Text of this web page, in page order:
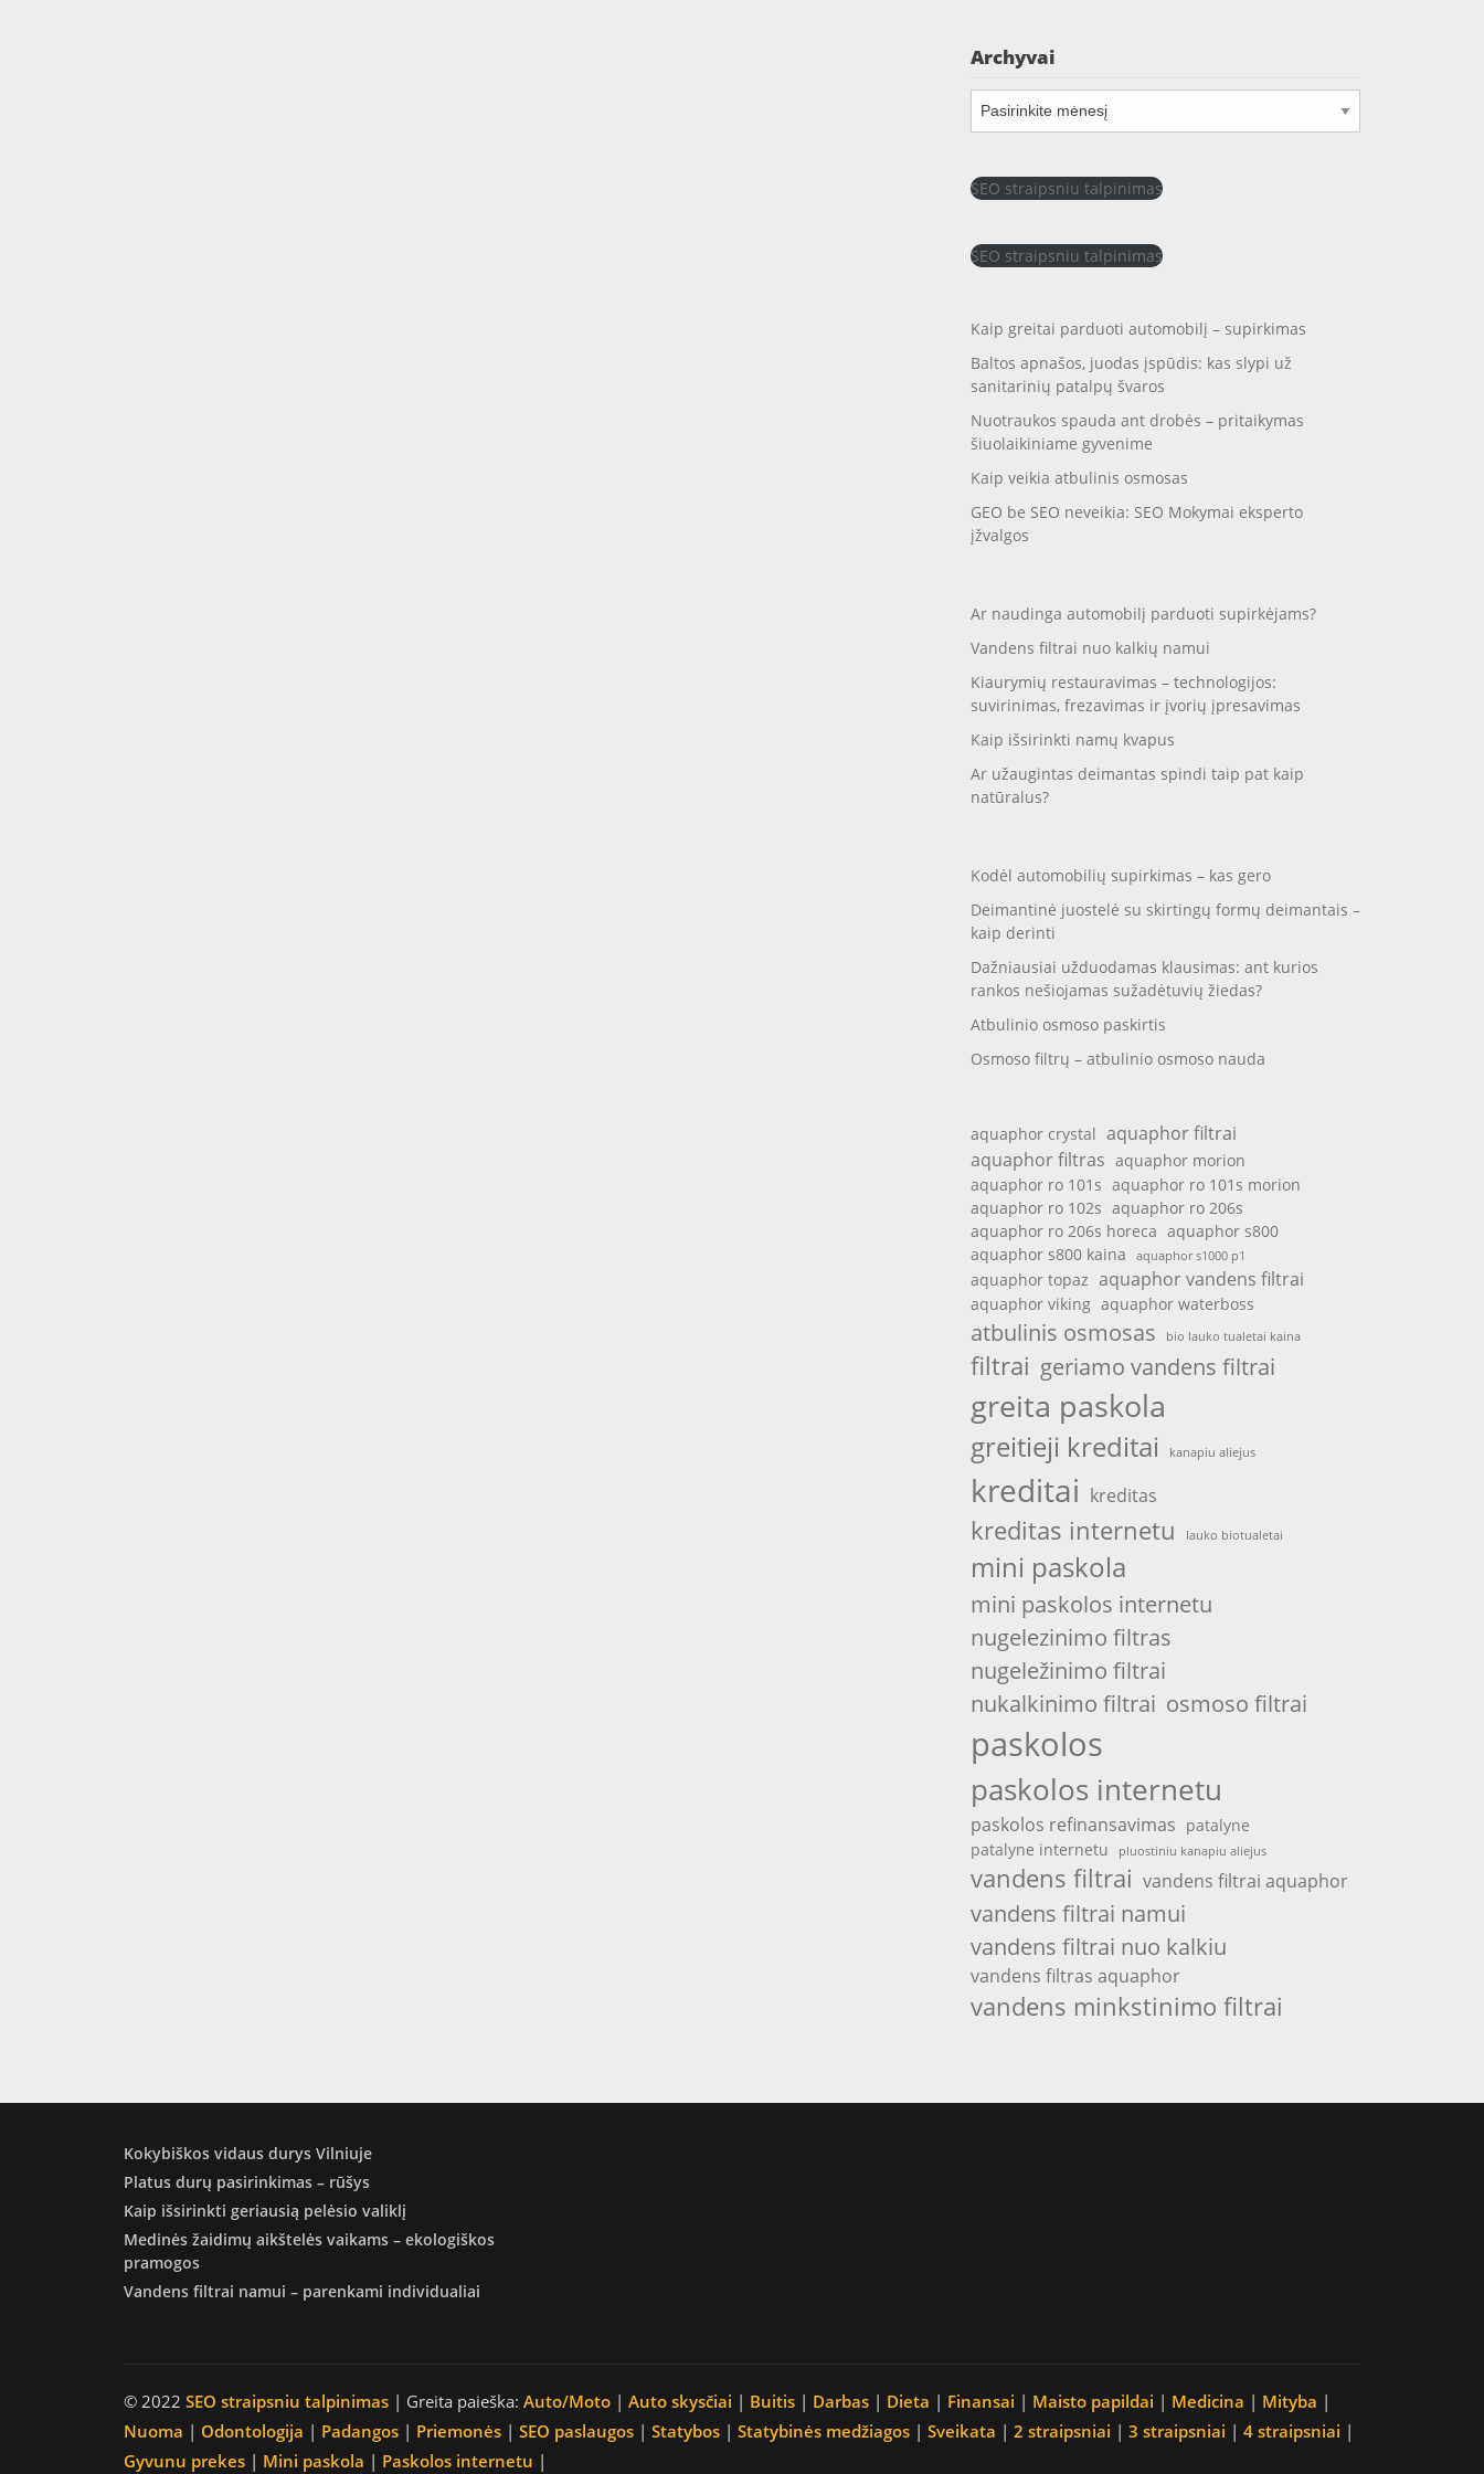
Archyvai
Archyvai
SEO straipsniu talpinimas
SEO straipsniu talpinimas
Kaip greitai parduoti automobilį – supirkimas
Baltos apnašos, juodas įspūdis: kas slypi už
sanitarinių patalpų švaros
Nuotraukos spauda ant drobės – pritaikymas
šiuolaikiniame gyvenime
Kaip veikia atbulinis osmosas
GEO be SEO neveikia: SEO Mokymai eksperto
įžvalgos
Ar naudinga automobilį parduoti supirkėjams?
Vandens filtrai nuo kalkių namui
Kiaurymių restauravimas – technologijos:
suvirinimas, frezavimas ir įvorių įpresavimas
Kaip išsirinkti namų kvapus
Ar užaugintas deimantas spindi taip pat kaip
natūralus?
Kodėl automobilių supirkimas – kas gero
Deimantinė juostelė su skirtingų formų deimantais –
kaip derinti
Dažniausiai užduodamas klausimas: ant kurios
rankos nešiojamas sužadėtuvių žiedas?
Atbulinio osmoso paskirtis
Osmoso filtrų – atbulinio osmoso nauda
aquaphor crystal aquaphor filtrai
aquaphor filtras aquaphor morion
aquaphor ro 101s aquaphor ro 101s morion
aquaphor ro 102s aquaphor ro 206s
aquaphor ro 206s horeca aquaphor s800
aquaphor s800 kaina
aquaphor s1000 p1
aquaphor topaz aquaphor vandens filtrai
aquaphor viking aquaphor waterboss
atbulinis osmosas bio lauko tualetai kaina
filtrai geriamo vandens filtrai
greita paskola
greitieji kreditai kanapiu aliejus
kreditai kreditas
kreditas internetu lauko biotualetai
mini paskola
mini paskolos internetu
nugelezinimo filtras
nugeležinimo filtrai
nukalkinimo filtrai osmoso filtrai
paskolos
paskolos internetu
paskolos refinansavimas patalyne
patalyne internetu
pluostiniu kanapiu aliejus
vandens filtrai vandens filtrai aquaphor
vandens filtrai namui
vandens filtrai nuo kalkiu
vandens filtras aquaphor
vandens minkstinimo filtrai
Kokybiškos vidaus durys Vilniuje
Platus durų pasirinkimas – rūšys
Kaip išsirinkti geriausią pelėsio valiklį
Medinės žaidimų aikštelės vaikams – ekologiškos
pramogos
Vandens filtrai namui – parenkami individualiai
© 2022 SEO straipsniu talpinimas | Greita paieška: Auto/Moto | Auto skysčiai | Buitis | Darbas | Dieta | Finansai | Maisto papildai | Medicina | Mityba |
Nuoma | Odontologija | Padangos | Priemonės | SEO paslaugos | Statybos | Statybinės medžiagos | Sveikata | 2 straipsniai | 3 straipsniai | 4 straipsniai |
Gyvunu prekes | Mini paskola | Paskolos internetu |